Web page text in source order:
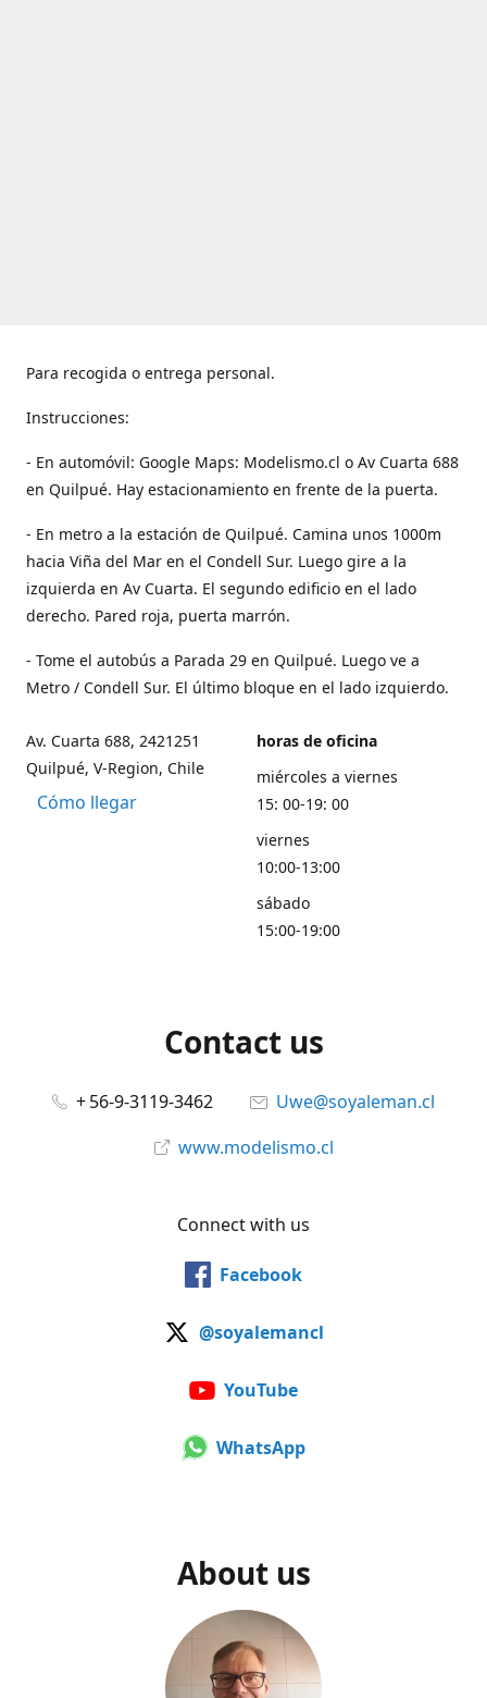
Para recogida o entrega personal.
Instrucciones:
- En automóvil: Google Maps: Modelismo.cl o Av Cuarta 688
en Quilpué. Hay estacionamiento en frente de la puerta.
- En metro a la estación de Quilpué. Camina unos 1000m
hacia Viña del Mar en el Condell Sur. Luego gire a la
izquierda en Av Cuarta. El segundo edificio en el lado
derecho. Pared roja, puerta marrón.
- Tome el autobús a Parada 29 en Quilpué. Luego ve a
Metro / Condell Sur. El último bloque en el lado izquierdo.
Av. Cuarta 688, 2421251
Quilpué, V-Region, Chile
Cómo llegar
horas de oficina
miércoles a viernes
15: 00-19: 00
viernes
10:00-13:00
sábado
15:00-19:00
Contact us
+ 56-9-3119-3462
Uwe@soyaleman.cl
www.modelismo.cl
Connect with us
Facebook
@soyalemancl
YouTube
WhatsApp
About us